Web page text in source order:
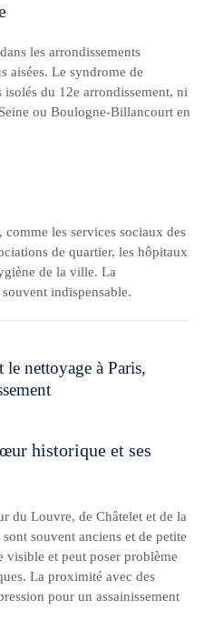
les arrondissements
aisées. Le syndrome de
du 12e arrondissement, ni
ou Boulogne-Billancourt en
comme les services sociaux des
de quartier, les hôpitaux
de la ville. La
indispensable.
nettoyage à Paris,
historique et ses
du Louvre, de Châtelet et de la
souvent anciens et de petite
et peut poser problème
La proximité avec des
pour un assainissement